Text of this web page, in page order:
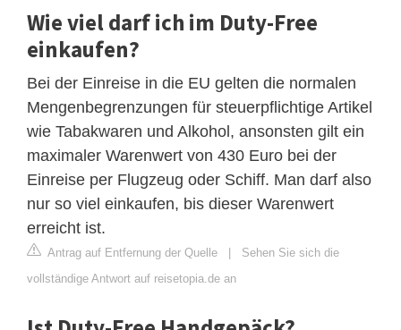
Wie viel darf ich im Duty-Free
einkaufen?
Bei der Einreise in die EU gelten die normalen
Mengenbegrenzungen für steuerpflichtige Artikel
wie Tabakwaren und Alkohol, ansonsten gilt ein
maximaler Warenwert von 430 Euro bei der
Einreise per Flugzeug oder Schiff. Man darf also
nur so viel einkaufen, bis dieser Warenwert
erreicht ist.
Antrag auf Entfernung der Quelle
Sehen Sie sich die
vollständige Antwort auf reisetopia.de an